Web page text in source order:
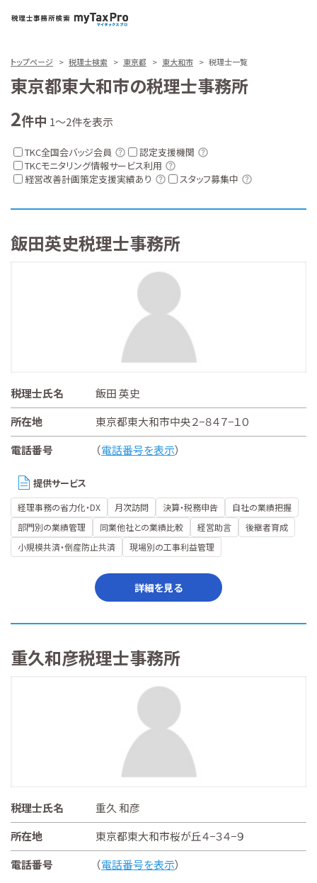
トップページ 税理士検索 東京都 東大和市 税理士一覧
東京都東大和市の税理士事務所
2件中 1～2件を表示
TKC全国会バッジ会員
認定支援機関
TKCモニタリング情報サービス利用
経営改善計画策定支援実績あり
スタッフ募集中
飯田英史税理士事務所
税理士氏名
飯田 英史
所在地
東京都東大和市中央２−８４７−１０
電話番号
（電話番号を表示）
提供サービス
経理事務の省力化・DX 月次訪問 決算・税務申告
自社の業績把握
部門別の業績管理
同業他社との業績比較 経営助言
後継者育成
小規模共済・倒産防止共済
現場別の工事利益管理
詳細を見る
重久和彦税理士事務所
税理士氏名
重久 和彦
所在地
東京都東大和市桜が丘４−３４−９
電話番号
（電話番号を表示）